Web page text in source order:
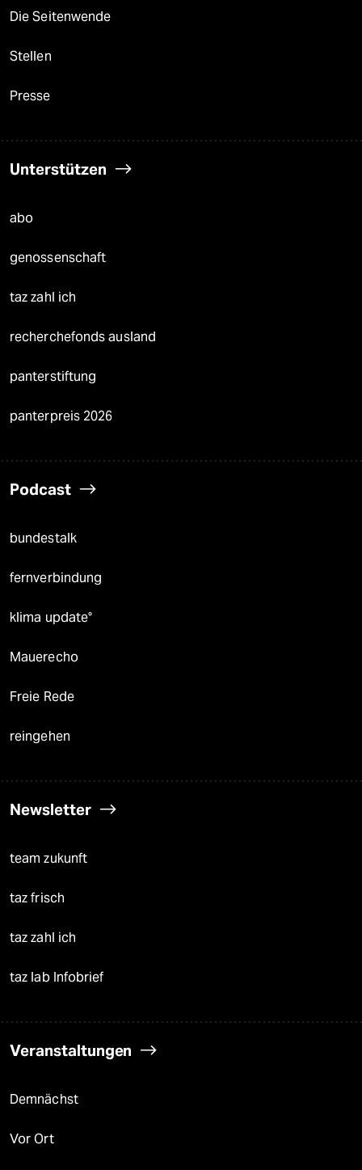
Die Seitenwende
Stellen
Presse
Unterstützen
abo
genossenschaft
taz zahl ich
recherchefonds ausland
panterstiftung
panterpreis 2026
Podcast
bundestalk
fernverbindung
klima update°
Mauerecho
Freie Rede
reingehen
Newsletter
team zukunft
taz frisch
taz zahl ich
taz lab Infobrief
Veranstaltungen
Demnächst
Vor Ort